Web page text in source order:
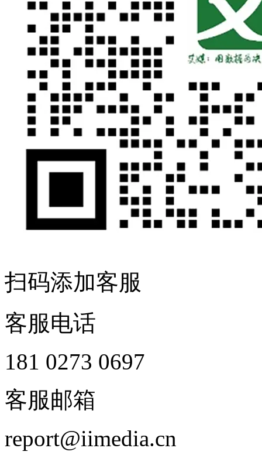
扫码添加客服
客服电话
181 0273 0697
客服邮箱
report@iimedia.cn